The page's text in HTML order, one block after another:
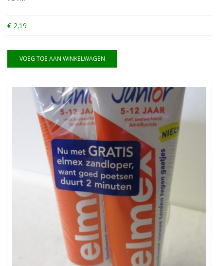
€ 2,19
VOEG TOE AAN WINKELWAGEN